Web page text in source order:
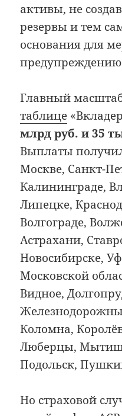
активы, не
резервы и тем
основания для
предупреждению
Главный
таблице
млрд руб. и 35
Выплаты
Москве, Санкт-
Калининграде,
Липецке,
Волгограде,
Астрахани,
Новосибирске,
Московской
Видное,
Коломна,
Люберцы,
Подольск,
Но страховой